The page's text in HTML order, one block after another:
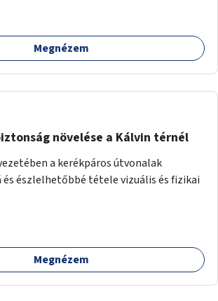
Megnézem
növelése a Kálvin térnél
a kerékpáros útvonalak
észlelhetőbbé tétele vizuális és fizikai
Megnézem